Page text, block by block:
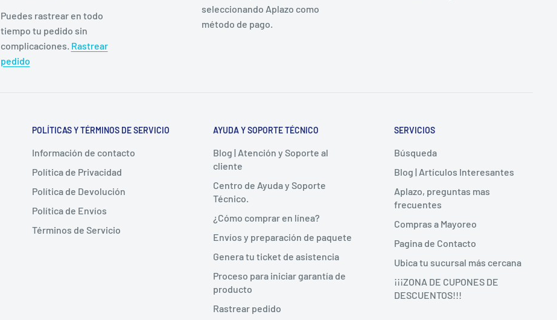
Puedes rastrear en todo
tiempo tu pedido sin
complicaciones. Rastrear
pedido
seleccionando Aplazo como
método de pago.
POLÍTICAS Y TÉRMINOS DE SERVICIO
Información de contacto
Política de Privacidad
Política de Devolución
Política de Envíos
Términos de Servicio
AYUDA Y SOPORTE TÉCNICO
Blog | Atención y Soporte al
cliente
Centro de Ayuda y Soporte
Técnico.
¿Cómo comprar en línea?
Envíos y preparación de paquete
Genera tu ticket de asistencia
Proceso para iniciar garantía de
producto
Rastrear pedido
SERVICIOS
Búsqueda
Blog | Artículos Interesantes
Aplazo, preguntas mas
frecuentes
Compras a Mayoreo
Pagina de Contacto
Ubica tu sucursal más cercana
¡¡¡ZONA DE CUPONES DE
DESCUENTOS!!!